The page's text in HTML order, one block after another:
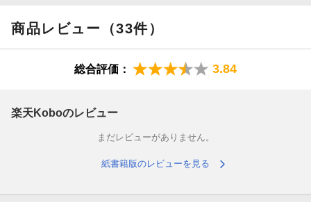
第４章：リーダーシップとしての社内政治
第５章：ビジネスパーソンに必要な政治力
商品レビュー（33件）
総合評価： 3.84
楽天Koboのレビュー
まだレビューがありません。
紙書籍版のレビューを見る